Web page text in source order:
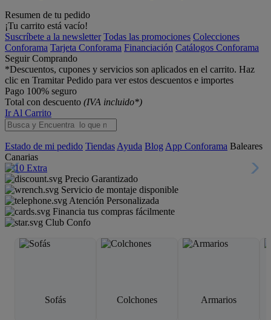
Resumen de tu pedido
¡Tu carrito está vacío!
Suscríbete a la newsletter Todas las promociones Colecciones
Conforama Tarjeta Conforama Financiación Catálogos Conforama
Seguir Comprando
*Descuentos, cupones y servicios son aplicados en el carrito. Haz
clic en Tramitar Pedido para ver estos descuentos e importes
Pago 100% seguro
Total con descuento (IVA incluido*)
Ir Al Carrito
Estado de mi pedido Tiendas Ayuda Blog App Conforama Baleares
Canarias
Precio Garantizado
Servicio de montaje disponible
Atención Personalizada
Financia tus compras fácilmente
Club Confo
Sofás Colchones Armarios